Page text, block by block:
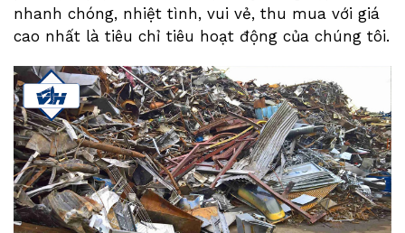
nhanh chóng, nhiệt tình, vui vẻ, thu mua với giá
cao nhất là tiêu chỉ tiêu hoạt động của chúng tôi.